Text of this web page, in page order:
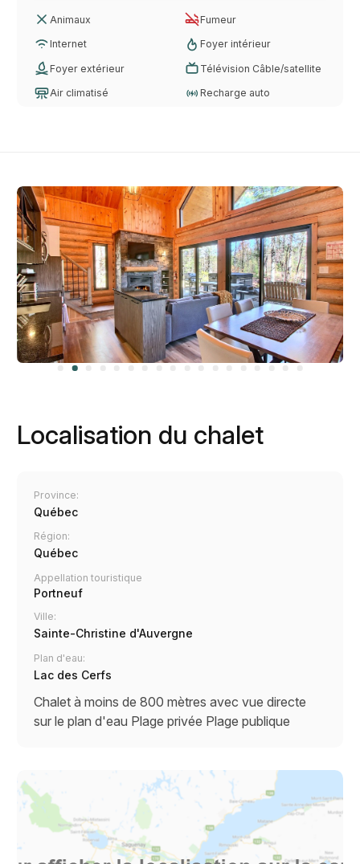
Animaux Fumeur
Internet Foyer intérieur
Foyer extérieur Télévision Câble/satellite
Air climatisé Recharge auto
Localisation du chalet
Province:
Québec
Région:
Québec
Appellation touristique
Portneuf
Ville:
Sainte-Christine d'Auvergne
Plan d'eau:
Lac des Cerfs
Chalet à moins de 800 mètres avec vue directe
sur le plan d'eau Plage privée Plage publique